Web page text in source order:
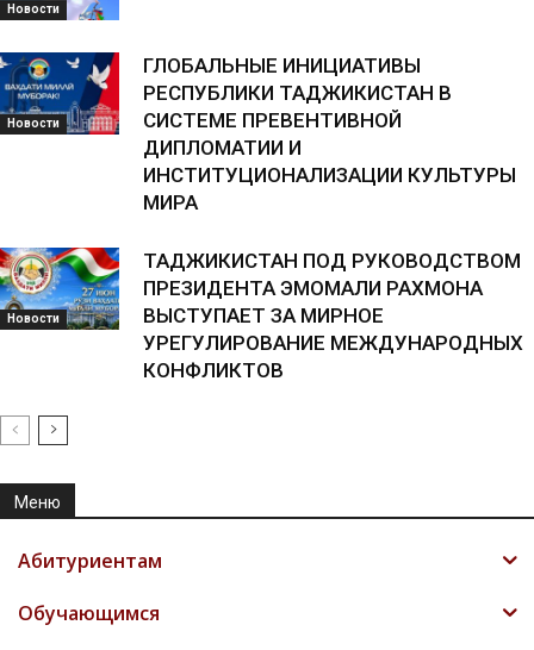
Новости
Новости
ГЛОБАЛЬНЫЕ ИНИЦИАТИВЫ
РЕСПУБЛИКИ ТАДЖИКИСТАН В
СИСТЕМЕ ПРЕВЕНТИВНОЙ
ДИПЛОМАТИИ И
ИНСТИТУЦИОНАЛИЗАЦИИ КУЛЬТУРЫ
МИРА
Новости
ТАДЖИКИСТАН ПОД РУКОВОДСТВОМ
ПРЕЗИДЕНТА ЭМОМАЛИ РАХМОНА
ВЫСТУПАЕТ ЗА МИРНОЕ
УРЕГУЛИРОВАНИЕ МЕЖДУНАРОДНЫХ
КОНФЛИКТОВ
Меню
Абитуриентам
Обучающимся